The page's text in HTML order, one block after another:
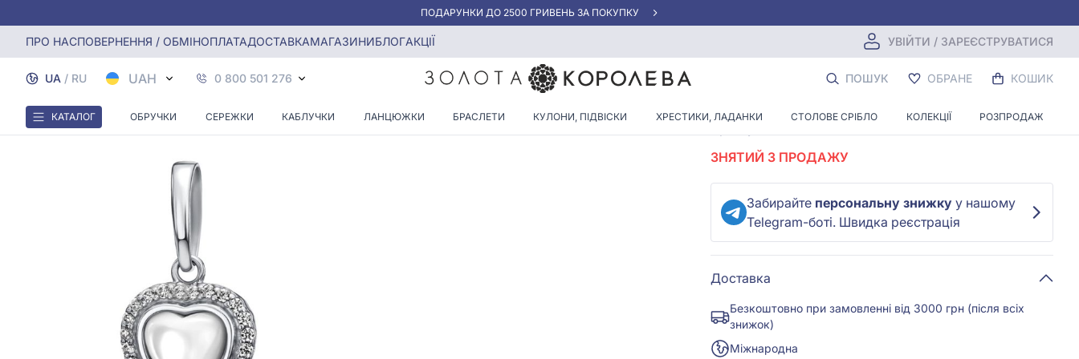
АКЦІЯ ДЛЯ КЛІЄНТІВ "НОВА ПОШТА"
ПРО НАСПОВЕРНЕННЯ / ОБМІНОПЛАТАДОСТАВКАМАГАЗИНИБЛОГАКЦІЇ УВІЙТИ / ЗАРЕЄСТРУВАТИСЯ
UA / RU UAH 0 800 501 276 ПОШУК ОБРАНЕ КОШИК
КАТАЛОГ ОБРУЧКИ СЕРЕЖКИ КАБЛУЧКИ ЛАНЦЮЖКИ БРАСЛЕТИ КУЛОНИ, ПІДВІСКИ ХРЕСТИКИ, ЛАДАНКИ СТОЛОВЕ СРІБЛО КОЛЕКЦІЇ РОЗПРОДАЖ
Головна Срiбна Підвіска з перламутром
Срiбна Підвіска з перламутром
ЗНЯТИЙ З ПРОДАЖУ
Забирайте персональну знижку у нашому
Telegram-боті. Швидка реєстрація
Доставка
Безкоштовно при замовленні від 3000 грн (після всіх
знижок)
Міжнародна